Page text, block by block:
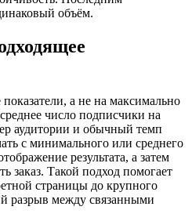
объём.
а не на максимально
число подписчики на
аудитории и обычный темп
с минимального или среднего
результата, а затем
заказ. Такой подход помогает
страницы до крупного
разрыв между связанными